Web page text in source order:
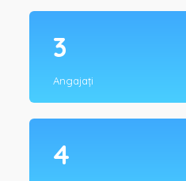
3
Angajați
4